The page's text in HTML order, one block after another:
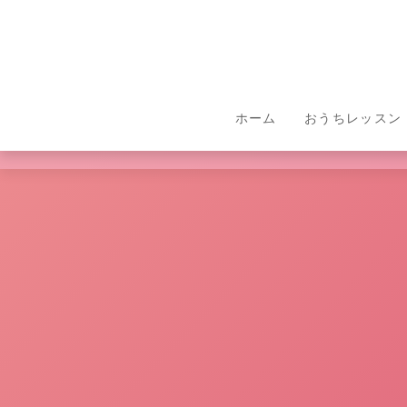
ホーム
hom
おうちレッスン
ouchi lesson